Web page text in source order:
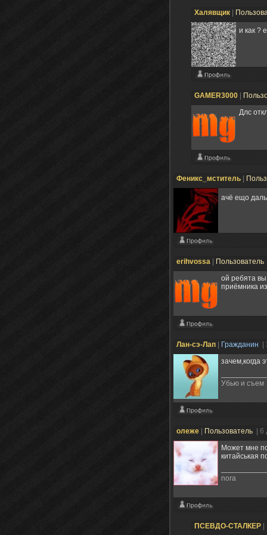
Халявщик
и как ?
GAMER3000
Длс
Феникс_мститель
ачё ещо
erihvossa Пользователь
ой ребята
приёмника
Лан-сэ-Лап Гражданин
зачем,когда
Убью и съем
олеже Пользователь
|
Может мне
китайськая
nora
ПСЕВДО-СТАЛКЕР